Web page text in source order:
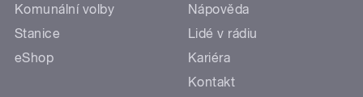
Komunální volby
Stanice
eShop
Nápověda
Lidé v rádiu
Kariéra
Kontakt